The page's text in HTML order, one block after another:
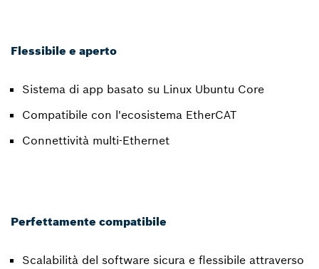
Flessibile e aperto
Sistema di app basato su Linux Ubuntu Core
Compatibile con l'ecosistema EtherCAT
Connettività multi-Ethernet
Perfettamente compatibile
Scalabilità del software sicura e flessibile attraverso